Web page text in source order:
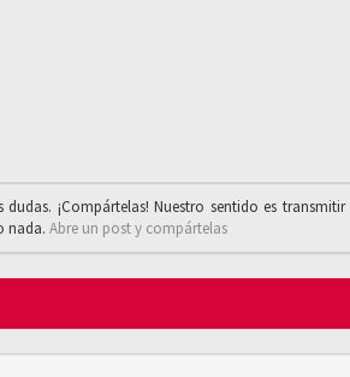
dudas. ¡Compártelas! Nuestro sentido es
nada. Abre un post y compártelas